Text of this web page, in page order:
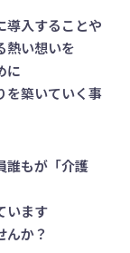
導入することや
熱い想いを
に
を築いていく事
誰もが「介護
います
んか？